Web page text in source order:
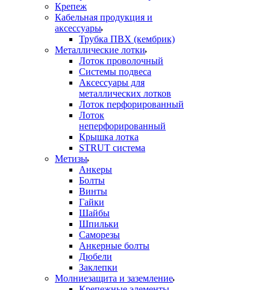
Крепеж
Кабельная продукция и
аксессуары
Трубка ПВХ (кембрик)
Металлические лотки
Лоток проволочный
Системы подвеса
Аксессуары для
металлических лотков
Лоток перфорированный
Лоток
неперфорированный
Крышка лотка
STRUT система
Метизы
Анкеры
Болты
Винты
Гайки
Шайбы
Шпильки
Саморезы
Анкерные болты
Дюбели
Заклепки
Молниезащита и заземление